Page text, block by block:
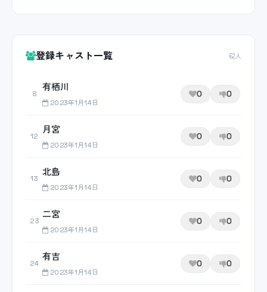
登録キャスト一覧 62人
8
有栖川
2023年1月14日
0 0
12
月宮
2023年1月14日
0 0
13
北島
2023年1月14日
0 0
23
二宮
2023年1月14日
0 0
24
有吉
2023年1月14日
0 0